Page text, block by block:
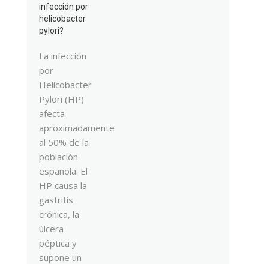
infección por
helicobacter
pylori?
La infección
por
Helicobacter
Pylori (HP)
afecta
aproximadamente
al 50% de la
población
española. El
HP causa la
gastritis
crónica, la
úlcera
péptica y
supone un